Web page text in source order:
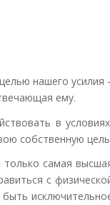
нашего усилия
ему.
в
собственную
только самая
с